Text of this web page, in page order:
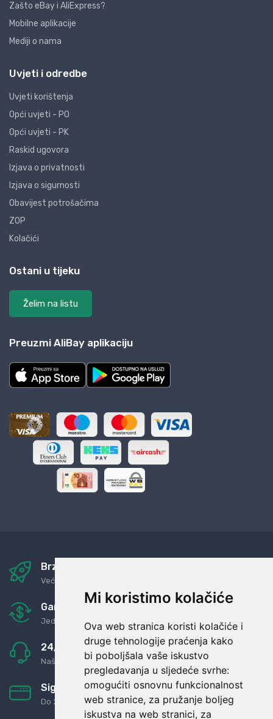
Mi koristimo kolačiće
Ova web stranica koristi kolačiće i
druge tehnologije praćenja kako
bi poboljšala vaše iskustvo
pregledavanja u sljedeće svrhe:
omogućiti osnovnu funkcionalnost
web stranice, za pružanje boljeg
iskustva na web stranici, za
Zašto eBay i AliExpress?
Mobilne aplikacije
Mediji o nama
Uvjeti i odredbe
Uvjeti korištenja
Opći uvjeti - PO
Opći uvjeti - PK
Raskid ugovora
Izjava o privatnosti
Izjava o sigurnosti
Obavijest potrošačima
ZOP
Kolačići
Ostani u tijeku
Želim na listu
Preuzmi AliBay aplikaciju
Brza i sigurna dostava
Već za nekoliko dana kod vas
Garancija u povrat novaca
Jednostavno pravilo: Roba za novac
24/7 odlična podrška
Naši agenti uvijek na raspolaganju
Sigurno obročno plaćanje
Do 24 rata bez kamata